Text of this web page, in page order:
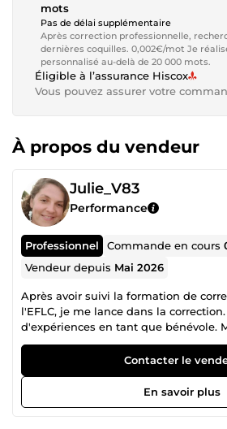
mots
Pas de délai supplémentaire
Après correction professionnelle,
dernières coquilles. 0,002€/mot Je
personnalisé au-delà de 20 000 mots.
Éligible à l’assurance Hiscox
Vous pouvez assurer votre
À propos du vendeur
Julie_V83
Performance
Professionnel Commande en cours
Vendeur depuis Mai 2026
Après avoir suivi la formation de
l'EFLC, je me lance dans la
d'expériences en tant que bénévole.
universitaire m'a permis d'avoir une
la la langue française. Ce niveau a
par l'obtention du Certificat Le Robert,
Contacter le
En savoir plus